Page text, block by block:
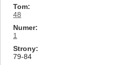
Tom
48
Numer
1
Strony
79-84